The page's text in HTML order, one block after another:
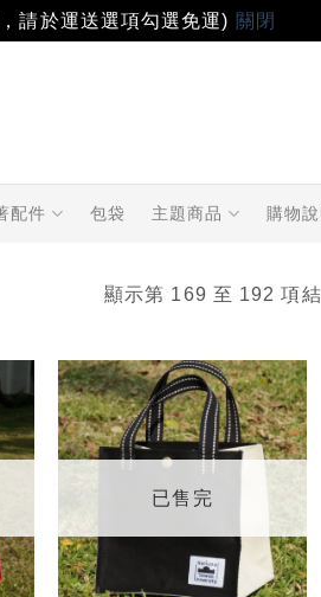
請於運送選項勾選免運) 關閉
配件 包袋 主題商品 購物
顯示第 169 至 192 項
加入
「願
望輕
已售完